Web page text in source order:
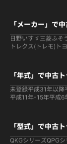
「メーカー」で
日野いすゞ 三菱ふそ
トレクス(トレモ) ト
「年式」で中古
未登録平成31年以降
平成11年-15年平成6
「型式」で中古
QKGシリーズQPGシ